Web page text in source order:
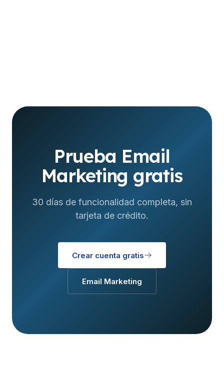
Prueba Email
Marketing gratis
30 días de funcionalidad completa, sin
tarjeta de crédito.
Crear cuenta gratis
Email Marketing